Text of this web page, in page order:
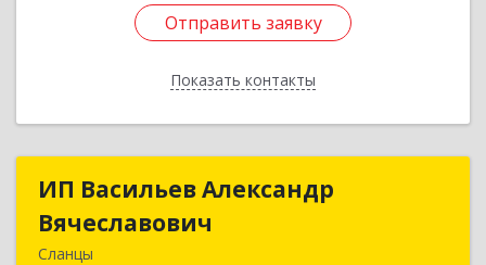
Отправить заявку
Показать контакты
Отправить заявку
Назад
ИП Васильев Александр
Вячеславович
Сланцы
ИП Васильев Александр